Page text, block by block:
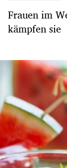
Frauen im
kämpfen sie